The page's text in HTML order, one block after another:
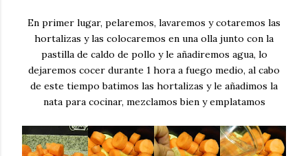
En primer lugar, pelaremos, lavaremos y cotaremos las
hortalizas y las colocaremos en una olla junto con la
pastilla de caldo de pollo y le añadiremos agua, lo
dejaremos cocer durante 1 hora a fuego medio, al cabo
de este tiempo batimos las hortalizas y le añadimos la
nata para cocinar, mezclamos bien y emplatamos